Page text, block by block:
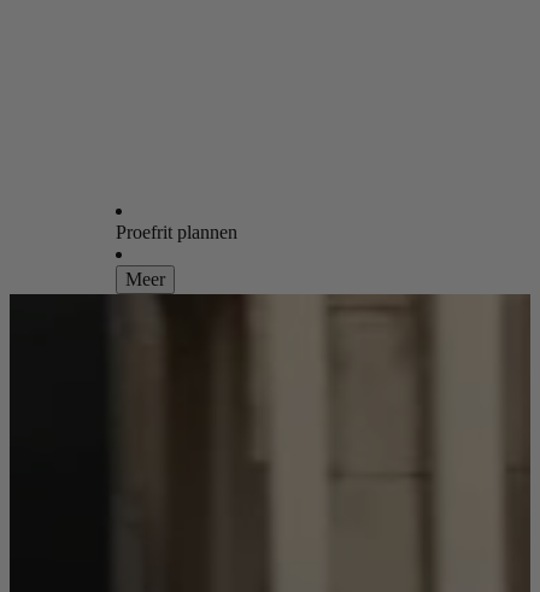
Proefrit plannen
Meer